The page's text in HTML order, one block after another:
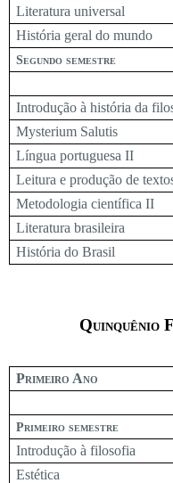
Literatura universal
História geral do mundo
Segundo semestre
Introdução à história da
Mysterium Salutis
Língua portuguesa II
Leitura e produção de
Metodologia científica II
Literatura brasileira
História do Brasil
Quinquênio
Primeiro Ano
Primeiro semestre
Introdução à filosofia
Estética